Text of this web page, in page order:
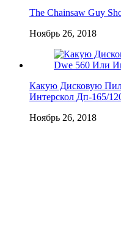
The Chainsaw Guy
Ноябрь 26, 2018
Какую Дисковую
Интерскол Дп-165/
Ноябрь 26, 2018